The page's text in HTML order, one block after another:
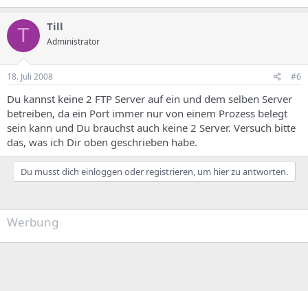
T Till
Administrator
18. Juli 2008 #6
Du kannst keine 2 FTP Server auf ein und dem selben Server
betreiben, da ein Port immer nur von einem Prozess belegt
sein kann und Du brauchst auch keine 2 Server. Versuch bitte
das, was ich Dir oben geschrieben habe.
Du musst dich einloggen oder registrieren, um hier zu antworten.
Werbung